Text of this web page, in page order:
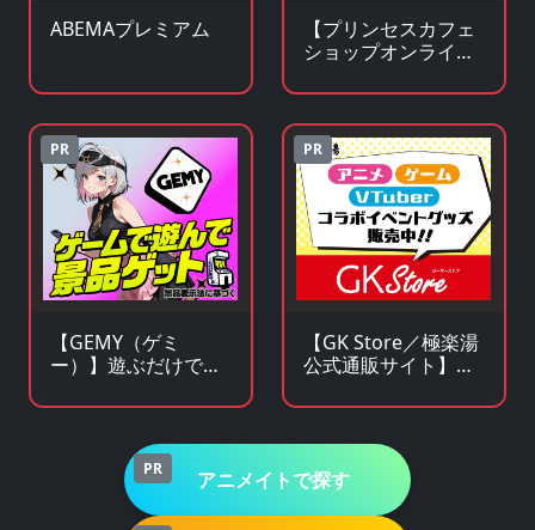
ABEMAプレミアム
【プリンセスカフェ
ショップオンライ
クターグッズの通販
サイト
PR
【GEMY（ゲミ
ー）】遊ぶだけで景
ゲームサービス
PR
【GK Store／極楽湯
公式通販サイト】ア
コラボグッズ通販
PR アニメイトで探す